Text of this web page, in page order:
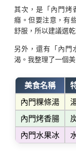
其次，是「內門烤
癮。但要注意，有
舒服，所以建議選
另外，還有「內門
渴。我整理了一個
美食名稱
內門粿條湯
內門烤香腸
內門水果冰